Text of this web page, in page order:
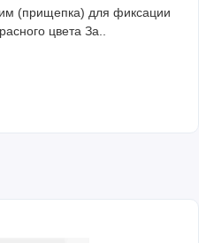
(прищепка) для фиксации
цвета За..